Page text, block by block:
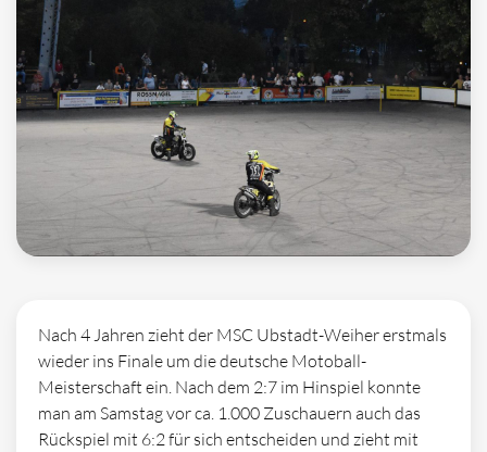
Nach 4 Jahren zieht der MSC Ubstadt-Weiher erstmals
wieder ins Finale um die deutsche Motoball-
Meisterschaft ein. Nach dem 2:7 im Hinspiel konnte
man am Samstag vor ca. 1.000 Zuschauern auch das
Rückspiel mit 6:2 für sich entscheiden und zieht mit